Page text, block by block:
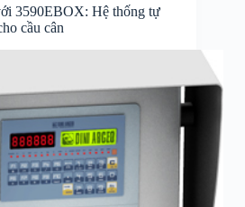
3590EBOX: Hệ thống tự
cầu cân